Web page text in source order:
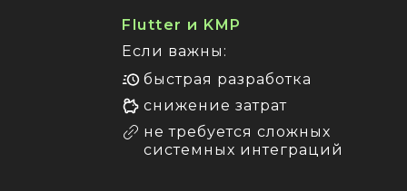
снижение затрат
не требуется сложных
системных интеграций
быстрая разработка
Если важны:
Flutter и KMP